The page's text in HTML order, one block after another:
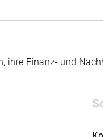
ihre Finanz- und